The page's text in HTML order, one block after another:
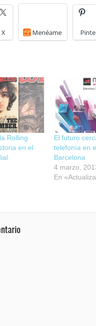
X Menéame
Rolling
en el
El futuro
telefonía en
Barcelona
4 marzo,
En